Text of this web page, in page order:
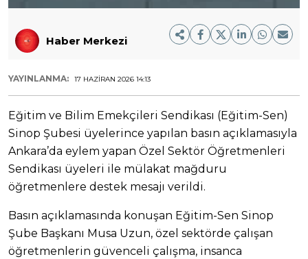
Haber Merkezi
YAYINLANMA: 17 HAZIRAN 2026 14:13
Eğitim ve Bilim Emekçileri Sendikası (Eğitim-Sen)
Sinop Şubesi üyelerince yapılan basın açıklamasıyla
Ankara’da eylem yapan Özel Sektör Öğretmenleri
Sendikası üyeleri ile mülakat mağduru
öğretmenlere destek mesajı verildi.
Basın açıklamasında konuşan Eğitim-Sen Sinop
Şube Başkanı Musa Uzun, özel sektörde çalışan
öğretmenlerin güvenceli çalışma, insanca